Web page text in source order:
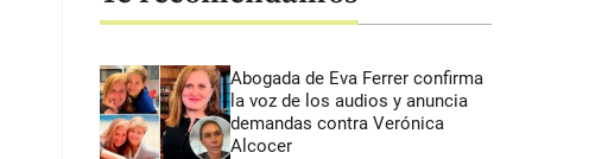
Abogada de Eva Ferrer confirma
la voz de los audios y anuncia
demandas contra Verónica
Alcocer